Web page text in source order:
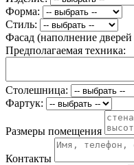
Форма:
Стиль:
Фасад (наполнение
Предполагаемая техника:
Столешница:
Фартук:
Размеры помещения
Контакты